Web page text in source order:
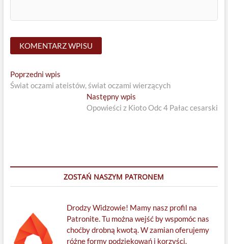
Nawigacja
wpisu
Poprzedni wpisPrevious
post:
Świat oczami ateistów, świat oczami wierzących
Następny wpis
post:
Opowieści z Kioto Odc 4 Pałac cesarski
ZOSTAŃ NASZYM PATRONEM
Drodzy Widzowie! Mamy nasz profil na
Patronite. Tu można wejść by wspomóc nas
choćby drobną kwotą. W zamian oferujemy
różne formy podziękowań i korzyści.